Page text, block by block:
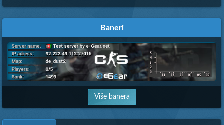
Baneri
Više banera